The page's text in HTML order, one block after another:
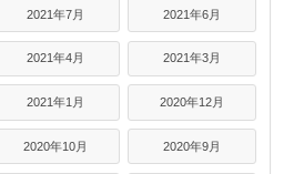
2021年7月 2021年6月
2021年4月 2021年3月
2021年1月 2020年12月
2020年10月 2020年9月